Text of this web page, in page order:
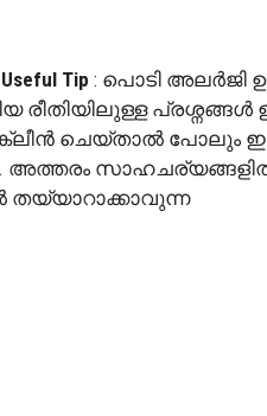
Tip : പൊടി അലർജി
രീതിയിലുള്ള
ചെയ്താൽ പോലും
സാഹചര്യങ്ങളിൽ
തയ്യാറാക്കാവുന്ന